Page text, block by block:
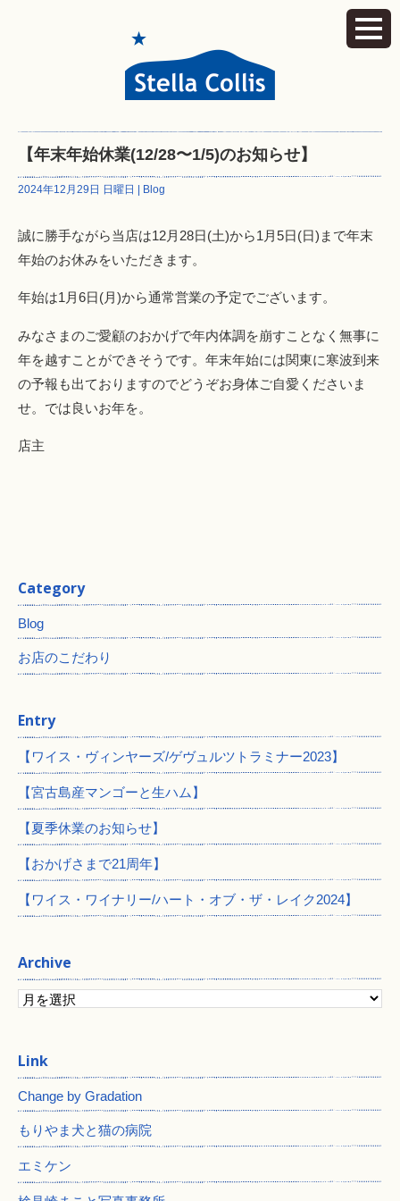
【年末年始休業(12/28〜1/5)のお知らせ】
2024年12月29日 日曜日 | Blog
誠に勝手ながら当店は12月28日(土)から1月5日(日)まで年末
年始のお休みをいただきます。
年始は1月6日(月)から通常営業の予定でございます。
みなさまのご愛顧のおかげで年内体調を崩すことなく無事に
年を越すことができそうです。年末年始には関東に寒波到来
の予報も出ておりますのでどうぞお身体ご自愛くださいま
せ。では良いお年を。
店主
Category
Blog
お店のこだわり
Entry
【ワイス・ヴィンヤーズ/ゲヴュルツトラミナー2023】
【宮古島産マンゴーと生ハム】
【夏季休業のお知らせ】
【おかげさまで21周年】
【ワイス・ワイナリー/ハート・オブ・ザ・レイク2024】
Archive
Change by Gradation
もりやま犬と猫の病院
エミケン